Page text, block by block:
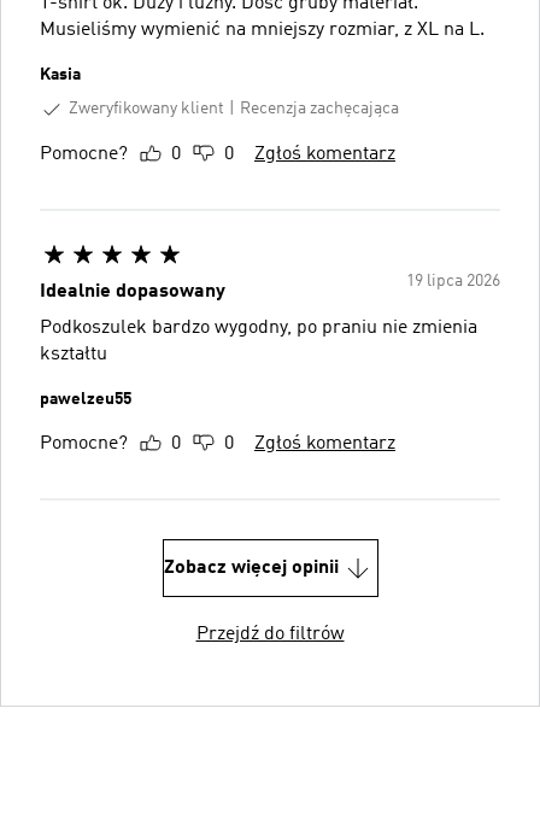
Musieliśmy wymienić na mniejszy rozmiar, z XL na L.
Kasia
Zweryfikowany klient
Recenzja zachęcająca
Pomocne? 0 0 Zgłoś komentarz
19 lipca 2026
Idealnie dopasowany
Podkoszulek bardzo wygodny, po praniu nie zmienia
kształtu
pawelzeu55
Pomocne? 0 0 Zgłoś komentarz
Zobacz więcej opinii
Przejdź do filtrów